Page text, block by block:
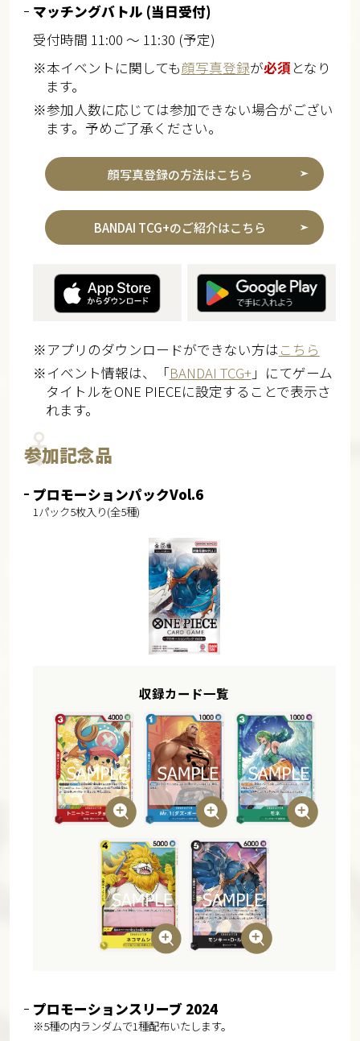
マッチングバトル (当日受付)
受付時間 11:00 ～ 11:30 (予定)
※本イベントに関しても顔写真登録が必須 となり
ます。
※参加人数に応じては参加できない場合がござい
ます。予めご了承ください。
顔写真登録の方法はこちら
BANDAI TCG+のご紹介はこちら
※アプリのダウンロードができない方はこちら
※イベント情報は、「BANDAI TCG+」にてゲーム
タイトルをONE PIECEに設定することで表示さ
れます。
参加記念品
プロモーションパックVol.6
1パック5枚入り(全5種)
収録カード一覧
プロモーションスリーブ 2024
※5種の内ランダムで1種配布いたします。